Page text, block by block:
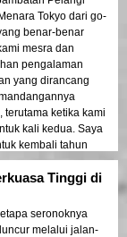
Tokyo dari go-
benar-benar
mesra dan
pengalaman
yang dirancang
terutama ketika kami
kali kedua. Saya
kembali tahun
Tinggi di
seronoknya
melalui jalan-